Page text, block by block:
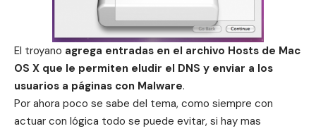
El troyano agrega entradas en el archivo Hosts de Mac
OS X que le permiten eludir el DNS y enviar a los
usuarios a páginas con Malware.
Por ahora poco se sabe del tema, como siempre con
actuar con lógica todo se puede evitar, si hay mas